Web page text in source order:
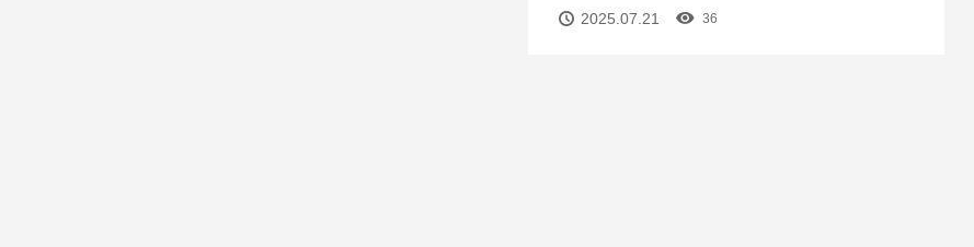
2025.07.21 36